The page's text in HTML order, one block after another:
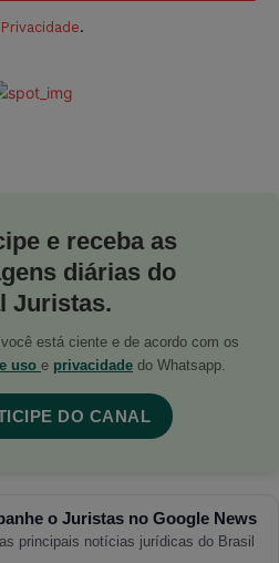
.
e receba as
diárias do
Juristas.
está ciente e de acordo com os
uso e privacidade do Whatsapp.
DO CANAL
o Juristas no Google News
principais notícias jurídicas do Brasil